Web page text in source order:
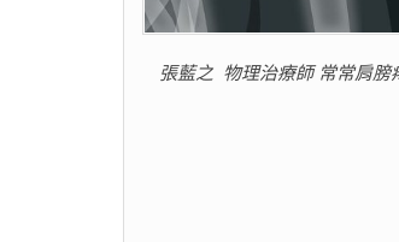
張藍之 物理治療師 常常肩膀